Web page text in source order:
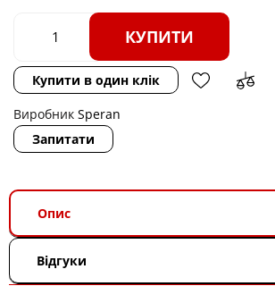
КУПИТИ
Купити в один клік
Виробник Speran
Запитати
Опис
Відгуки